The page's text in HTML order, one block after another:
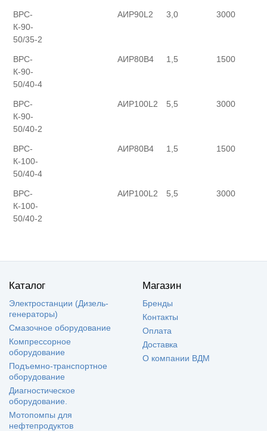
ВРС-
К-90-
50/35-2
АИР90L2 3,0 3000
ВРС-
К-90-
50/40-4
АИР80В4 1,5 1500
ВРС-
К-90-
50/40-2
АИР100L2 5,5 3000
ВРС-
К-100-
50/40-4
АИР80В4 1,5 1500
ВРС-
К-100-
50/40-2
АИР100L2 5,5 3000
Каталог
Электростанции (Дизель-
генераторы)
Смазочное оборудование
Компрессорное
оборудование
Подъемно-транспортное
оборудование
Диагностическое
оборудование.
Мотопомпы для
нефтепродуктов
Магазин
Бренды
Контакты
Оплата
Доставка
О компании ВДМ